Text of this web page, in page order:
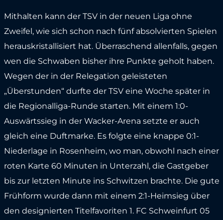
Mithalten kann der TSV in der neuen Liga ohne
Zweifel, wie sich schon nach fünf absolvierten Spielen
herauskristallisiert hat. Überraschend allenfalls, gegen
wen die Schwaben bisher ihre Punkte geholt haben.
Wegen der in der Relegation geleisteten
„Überstunden“ durfte der TSV eine Woche später in
die Regionalliga-Runde starten. Mit einem 1:0-
Auswärtssieg in der Wacker-Arena setzte er auch
gleich eine Duftmarke. Es folgte eine knappe 0:1-
Niederlage in Rosenheim, wo man, obwohl nach einer
roten Karte 60 Minuten in Unterzahl, die Gastgeber
bis zur letzten Minute ins Schwitzen brachte. Die gute
Frühform wurde dann mit einem 2:1-Heimsieg über
den designierten Titelfavoriten 1. FC Schweinfurt 05